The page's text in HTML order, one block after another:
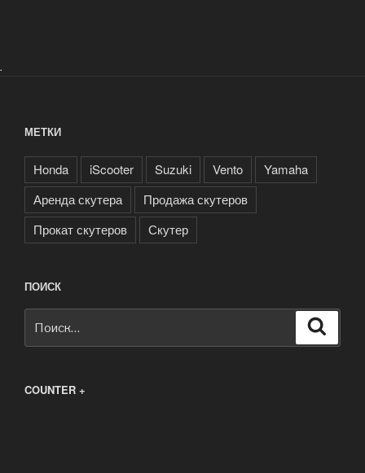
.
МЕТКИ
Honda iScooter Suzuki Vento
Yamaha
Аренда скутера
Продажа скутеров
Прокат скутеров
Скутер
ПОИСК
COUNTER +